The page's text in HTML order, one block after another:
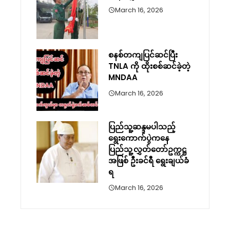
March 16, 2026
စနစ်တကျပြင်ဆင်ပြီး
TNLA ကို ထိုးစစ်ဆင်ခဲ့တဲ့
MNDAA
March 16, 2026
ပြည်သူ့ဆန္ဒမပါသည့်
ရွေးကောက်ပွဲကနေ
ပြည်သူ့လွှတ်တော်ဥက္ကဋ္ဌ
အဖြစ် ဦးခင်ရီ ရွေးချယ်ခံ
ရ
March 16, 2026